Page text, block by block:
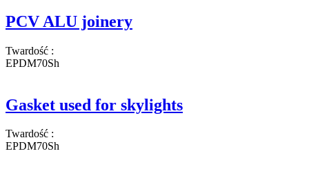
PCV ALU joinery
Twardość :
EPDM70Sh
Gasket used for skylights
Twardość :
EPDM70Sh